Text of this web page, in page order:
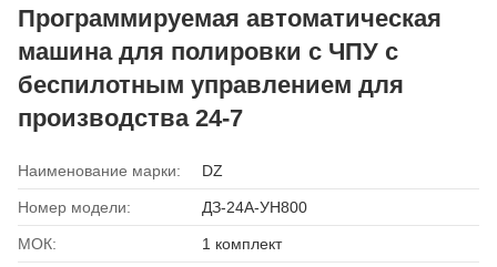
Программируемая автоматическая
машина для полировки с ЧПУ с
беспилотным управлением для
производства 24-7
Наименование марки: DZ
Номер модели: ДЗ-24А-УН800
МОК: 1 комплект